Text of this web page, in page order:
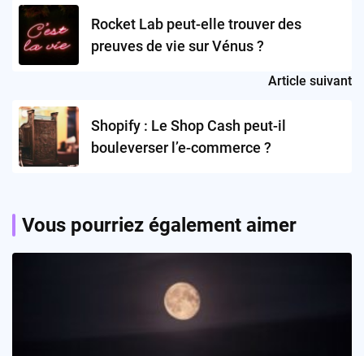
navigationRocket Lab peut-elle trouver des
preuves de vie sur Vénus ?
Article suivant
Shopify : Le Shop Cash peut-il
bouleverser l’e-commerce ?
Vous pourriez également aimer